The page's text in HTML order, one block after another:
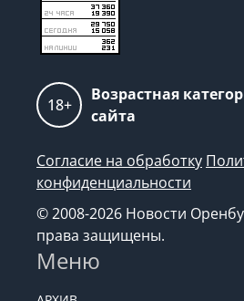
Согласие на обработку
конфиденциальности
© 2008-2026 Новости
права защищены.